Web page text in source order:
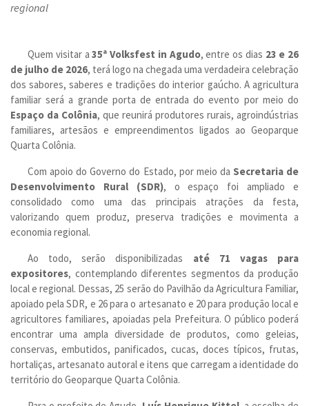
regional
Quem visitar a35ª Volksfest in Agudo, entre os dias 23 e 26
de julho de 2026, terá logo na chegada uma verdadeira celebração
dos sabores, saberes e tradições do interior gaúcho. A agricultura
familiar será a grande porta de entrada do evento por meio do
Espaço da Colônia, que reunirá produtores rurais, agroindústrias
familiares, artesãos e empreendimentos ligados ao Geoparque
Quarta Colônia.
Com apoio do Governo do Estado, por meio da Secretaria de
Desenvolvimento Rural (SDR), o espaço foi ampliado e
consolidado como uma das principais atrações da festa,
valorizando quem produz, preserva tradições e movimenta a
economia regional.
Ao todo, serão disponibilizadas até 71 vagas para
expositores, contemplando diferentes segmentos da produção
local e regional. Dessas, 25 serão do Pavilhão da Agricultura Familiar,
apoiado pela SDR, e 26 para o artesanato e 20 para produção local e
agricultores familiares, apoiadas pela Prefeitura. O público poderá
encontrar uma ampla diversidade de produtos, como geleias,
conservas, embutidos, panificados, cucas, doces típicos, frutas,
hortaliças, artesanato autoral e itens que carregam a identidade do
território do Geoparque Quarta Colônia.